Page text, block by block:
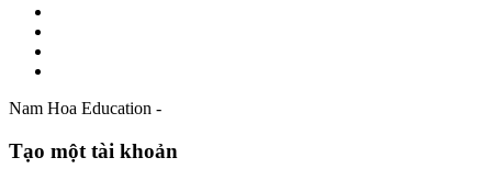
Nam Hoa Education -
Tạo một tài khoản